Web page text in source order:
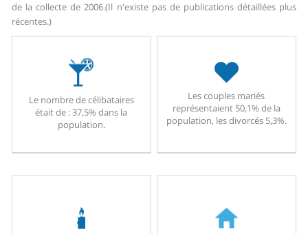
de la collecte de 2006.(Il n'existe pas de publications détaillées plus
récentes.)
Le nombre de célibataires
était de : 37,5% dans la
population.
Les couples mariés
représentaient 50,1% de la
population, les divorcés 5,3%.